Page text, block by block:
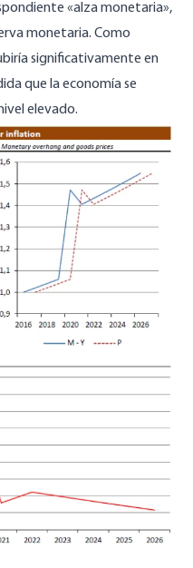
«alza monetaria»,
monetaria. Como
significativamente en
que la economía se
elevado.